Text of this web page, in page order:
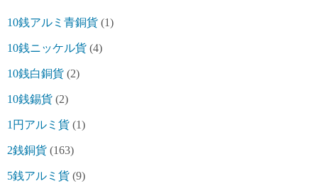
10銭アルミ青銅貨 (1)
10銭ニッケル貨 (4)
10銭白銅貨 (2)
10銭錫貨 (2)
1円アルミ貨 (1)
2銭銅貨 (163)
5銭アルミ貨 (9)